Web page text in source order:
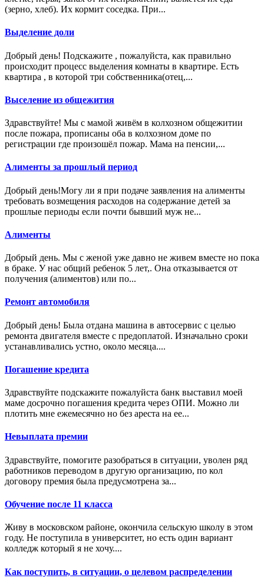
(зерно, хлеб). Их кормит соседка. При...
Выделение доли
Добрый день! Подскажите , пожалуйста, как правильно
происходит процесс выделения комнаты в квартире. Есть
квартира , в которой три собственника(отец,...
Выселение из общежития
Здравствуйте! Мы с мамой живём в колхозном общежитии
после пожара, прописаны оба в колхозном доме по
регистрации где произошёл пожар. Мама на пенсии,...
Алименты за прошлый период
Добрый день!Могу ли я при подаче заявления на алименты
требовать возмещения расходов на содержание детей за
прошлые периоды если почти бывший муж не...
Алименты
Добрый день. Мы с женой уже давно не живем вместе но пока
в браке. У нас общий ребенок 5 лет,. Она отказывается от
получения (алиментов) или по...
Ремонт автомобиля
Добрый день! Была отдана машина в автосервис с целью
ремонта двигателя вместе с предоплатой. Изначально сроки
устанавливались устно, около месяца....
Погашение кредита
Здравствуйте подскажите пожалуйста банк выставил моей
маме досрочно погашения кредита через ОПИ. Можно ли
плотить мне ежемесячно но без ареста на ее...
Невыплата премии
Здравствуйте, помогите разобраться в ситуации, уволен ряд
работников переводом в другую организацию, по кол
договору премия была предусмотрена за...
Обучение после 11 класса
Живу в московском районе, окончила сельскую школу в этом
году. Не поступила в университет, но есть один вариант
колледж который я не хочу....
Как поступить, в ситуации, о целевом распределении